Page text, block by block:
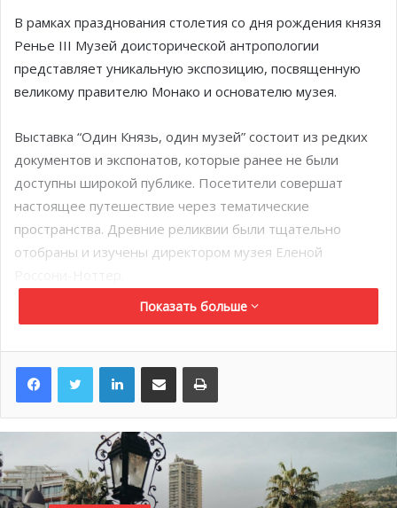
В рамках празднования столетия со дня рождения князя
Ренье III Музей доисторической антропологии
представляет уникальную экспозицию, посвященную
великому правителю Монако и основателю музея.
Выставка “Один Князь, один музей” состоит из редких
документов и экспонатов, которые ранее не были
доступны широкой публике. Посетители совершат
настоящее путешествие через тематические
пространства. Древние реликвии были тщательно
отобраны и изучены директором музея Еленой
Жители и гости княжества смогут ознакомиться с
Зимняя программа
Metropole от Givenchy
До 21 апреля клиенты популярного в Монако спа смогут
попробовать процедуры, направленные на
Показать больше
LinkedInПоделиться по электронной почте Распечатать